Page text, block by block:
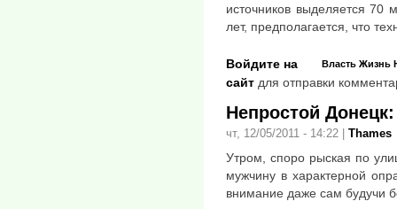
источников выделяется 70
лет, предполагается, что
Власть Жизнь
Войдите на
сайт для отправки
Непростой Донецк:
чт, 12/05/2011 - 14:22 | Thames
Утром, споро рыская по
мужчину в характерной
внимание даже сам будучи